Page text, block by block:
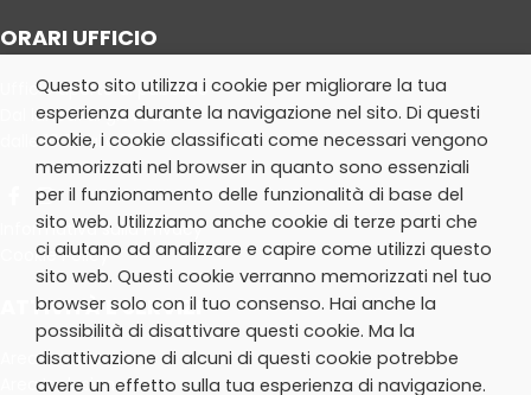
ORARI UFFICIO
Ufficio aperto al pubblico
Dal lunedì al giovedì:
dalle 10.30 alle 13.30
Informativa sulla Privacy
Cookie Policy
ATTIVITÀ E SERVIZI
Area Extrascuola
Area Inclusione
Questo sito utilizza i cookie per migliorare la tua
esperienza durante la navigazione nel sito. Di questi
cookie, i cookie classificati come necessari vengono
memorizzati nel browser in quanto sono essenziali
per il funzionamento delle funzionalità di base del
sito web. Utilizziamo anche cookie di terze parti che
ci aiutano ad analizzare e capire come utilizzi questo
sito web. Questi cookie verranno memorizzati nel tuo
browser solo con il tuo consenso. Hai anche la
possibilità di disattivare questi cookie. Ma la
disattivazione di alcuni di questi cookie potrebbe
avere un effetto sulla tua esperienza di navigazione.